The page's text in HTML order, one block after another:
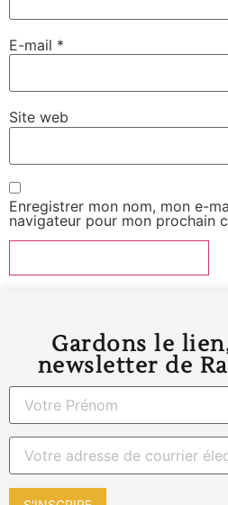
E-mail *
Site web
Enregistrer mon nom, mon e-
navigateur pour mon prochain
Gardons le
newsletter de